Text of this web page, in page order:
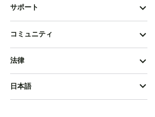
サポート
コミュニティ
法律
日本語